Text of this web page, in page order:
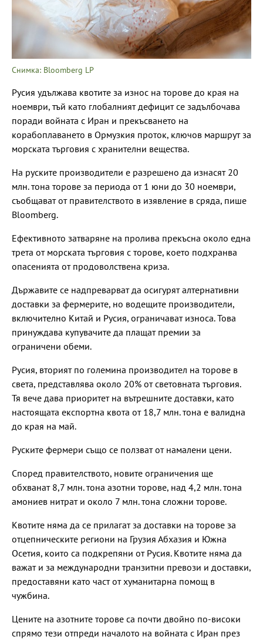
Снимка: Bloomberg LP
Русия удължава квотите за износ на торове до края на
ноември, тъй като глобалният дефицит се задълбочава
поради войната с Иран и прекъсването на
корабоплаването в Ормузкия проток, ключов маршрут за
морската търговия с хранителни вещества.
На руските производители е разрешено да изнасят 20
млн. тона торове за периода от 1 юни до 30 ноември,
съобщават от правителството в изявление в сряда, пише
Bloomberg.
Ефективното затваряне на пролива прекъсна около една
трета от морската търговия с торове, което подхранва
опасенията от продоволствена криза.
Държавите се надпреварват да осигурят алтернативни
доставки за фермерите, но водещите производители,
включително Китай и Русия, ограничават износа. Това
принуждава купувачите да плащат премии за
ограничени обеми.
Русия, вторият по големина производител на торове в
света, представлява около 20% от световната търговия.
Тя вече дава приоритет на вътрешните доставки, като
настоящата експортна квота от 18,7 млн. тона е валидна
до края на май.
Руските фермери също се ползват от намалени цени.
Според правителството, новите ограничения ще
обхванат 8,7 млн. тона азотни торове, над 4,2 млн. тона
амониев нитрат и около 7 млн. тона сложни торове.
Квотите няма да се прилагат за доставки на торове за
отцепническите региони на Грузия Абхазия и Южна
Осетия, които са подкрепяни от Русия. Квотите няма да
важат и за международни транзитни превози и доставки,
предоставяни като част от хуманитарна помощ в
чужбина.
Цените на азотните торове са почти двойно по-високи
спрямо тези отпреди началото на войната с Иран през